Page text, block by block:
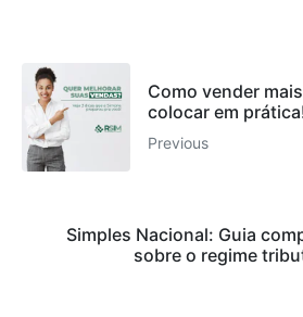
Como vender
colocar em
Previous
Simples Nacional: Guia
sobre o regime